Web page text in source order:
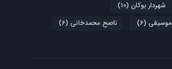
شهردار بوکان (10)
موسیقی (6) ناصح محمدخانی (6)